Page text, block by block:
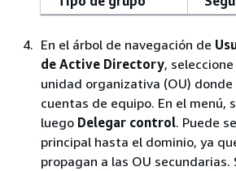
En el árbol de navegación de
de Active Directory,
unidad organizativa (OU) donde
cuentas de equipo. En el menú,
luego Delegar control. Puede
principal hasta el dominio, ya
propagan a las OU secundarias.